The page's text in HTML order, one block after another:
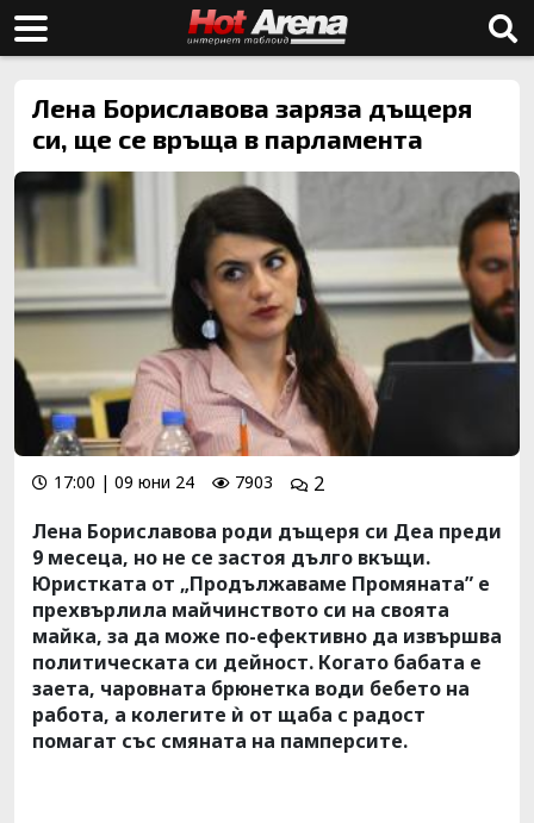
Лена Бориславова заряза дъщеря
си, ще се връща в парламента
17:00 | 09 юни 24 7903
2
Лена Бориславова роди дъщеря си Деа преди
9 месеца, но не се застоя дълго вкъщи.
Юристката от „Продължаваме Промяната” е
прехвърлила майчинството си на своята
майка, за да може по-ефективно да извършва
политическата си дейност. Когато бабата е
заета, чаровната брюнетка води бебето на
работа, а колегите ѝ от щаба с радост
помагат със смяната на памперсите.